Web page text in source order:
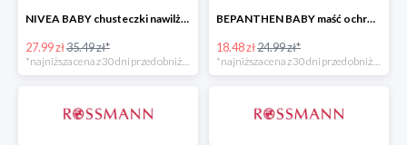
NIVEA BABY chusteczki nawilżane
27.99 zł35.49 zł*
*najniższa cena z 30 dni przed obniżką
BEPANTHEN BABY maść ochronna
18.48 zł24.99 zł*
*najniższa cena z 30 dni przed obniżką